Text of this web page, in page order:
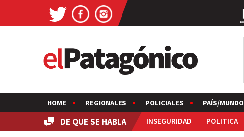
HOME REGIONALES POLICIALES PAÍS/MUNDO
DE QUE SE HABLA INSEGURIDAD POLITICA